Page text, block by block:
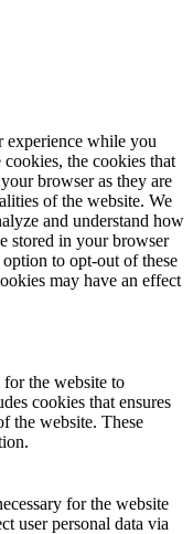
experience while you
the cookies that
browser as they are
of the website. We
and understand how
stored in your browser
to opt-out of these
may have an effect
for the website to
cookies that ensures
the website. These
for the website
user personal data via